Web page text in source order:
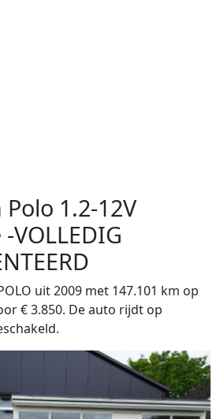
Polo 1.2-12V
uit 2009 met 147.101 km op
€ 3.850. De auto rijdt op